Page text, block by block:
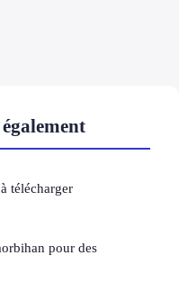
télécharger
pour des